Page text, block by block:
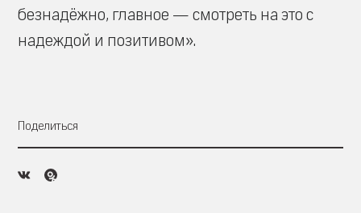
безнадёжно, главное — смотреть на это с
надеждой и позитивом».
Поделиться